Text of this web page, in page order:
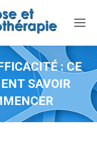
: CE
SAVOIR